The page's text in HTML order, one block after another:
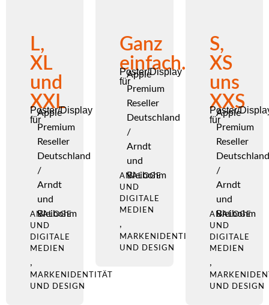
L,
XL
und
XXL
Poster/Display
für
Apple
Premium
Reseller
Deutschland
/
Arndt
und
Bleibohm
ANALOGE
UND
DIGITALE
MEDIEN
,
MARKENIDENTITÄT
UND DESIGN
Ganz
einfach.
Poster/Display
für
Apple
Premium
Reseller
Deutschland
/
Arndt
und
Bleibohm
ANALOGE
UND
DIGITALE
MEDIEN
,
MARKENIDENTITÄT
UND DESIGN
S,
XS
uns
XXS
Poster/
für
Apple
Premium
Reseller
/
Arndt
und
Bleibohm
ANALOGE
UND
DIGITALE
MEDIEN
,
UND DESIGN